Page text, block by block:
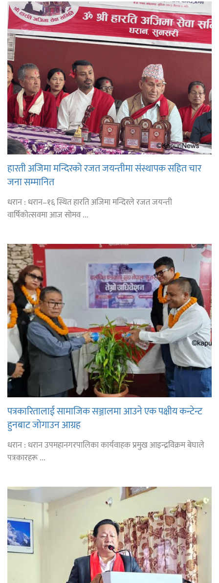
हारती अजिमा मन्दिरको रजत जयन्तीमा संस्थापक सहित चार
जना सम्मानित
धरान : धरान–१६ स्थित हारति अजिमा मन्दिरले रजत जयन्ती
वार्षिकोत्सवमा आज सोमव ...
पत्रकारितालाई सामाजिक सञ्जालमा आउने एक पक्षीय कन्टेन्ट
हुनबाट जोगाउन आग्रह
धरान : धरान उपमहानगरपालिका कार्यवाहक प्रमुख आइन्द्रविक्रम बेघाले
पत्रकारहरू ...